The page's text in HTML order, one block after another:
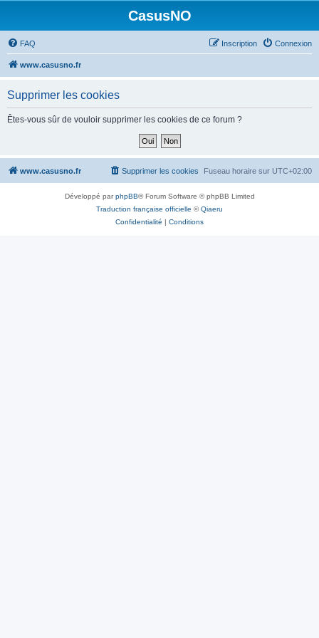
CasusNO
FAQ Connexion
Inscription
www.casusno.fr
Supprimer les cookies
Êtes-vous sûr de vouloir supprimer les cookies de ce forum ?
www.casusno.fr Fuseau horaire sur UTC+02:00
Supprimer les cookies
Développé parphpBB® Forum Software © phpBB Limited
Traduction française officielle ©Qiaeru
Confidentialité | Conditions